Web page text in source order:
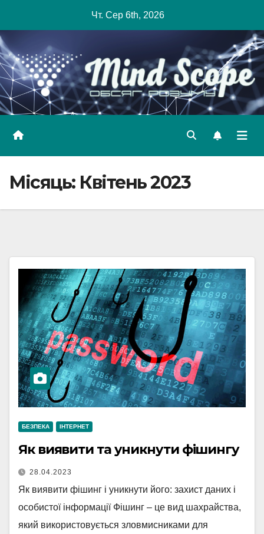
content
Чт. Сер 6th, 2026
Місяць: Квітень 2023
БЕЗПЕКА ІНТЕРНЕТ
Як виявити та уникнути фішингу
28.04.2023
Як виявити фішинг і уникнути його: захист даних і
особистої інформації Фішинг – це вид шахрайства,
який використовується зловмисниками для